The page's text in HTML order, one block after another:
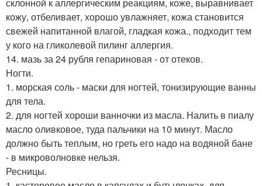
кожу, отбеливает, хорошо увлажняет, кожа становится
свежей напитанной влагой, гладкая кожа., подходит тем
у кого на гликолевой пилинг аллергия.
14. мазь за 24 рубля гепариновая - от отеков.
Ногти.
1. морская соль - маски для ногтей, тонизирующие ванны
для тела.
2. для ногтей хороши ванночки из масла. Налить в пиалу
масло оливковое, туда пальчики на 10 минут. Масло
должно быть теплым, но греть его надо на водяной бане
- в микроволновке нельзя.
Ресницы.